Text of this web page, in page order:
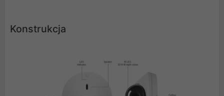
Konstrukcja